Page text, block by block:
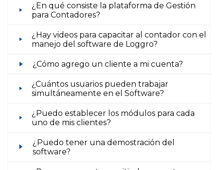
¿En qué consiste la plataforma de Gestión
para Contadores?
¿Hay videos para capacitar al contador con el
manejo del software de Loggro?
¿Cómo agrego un cliente a mi cuenta?
¿Cuántos usuarios pueden trabajar
simultáneamente en el Software?
¿Puedo establecer los módulos para cada
uno de mis clientes?
¿Puedo tener una demostración del
software?